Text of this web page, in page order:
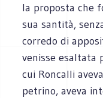
la proposta che
sua santità,
corredo di
venisse esaltata
cui Roncalli
petrino, aveva